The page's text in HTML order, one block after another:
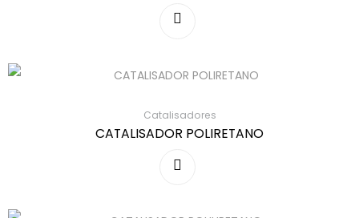
Catalisadores
CATALISADOR POLIRETANO